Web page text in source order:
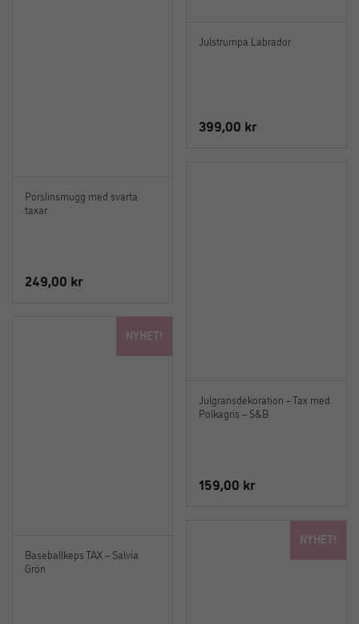
Julstrumpa Labrador
399,00 kr
Porslinsmugg med svarta
taxar
249,00 kr
Julgransdekoration – Tax med
Polkagris – S&B
159,00 kr
NYHET!
Baseballkeps TAX – Salvia
Grön
NYHET!